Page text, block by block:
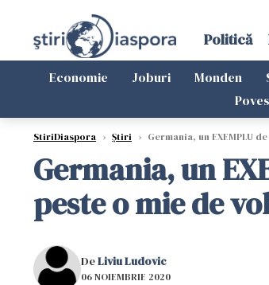
Politică
Economie Joburi Monden
StiriDiaspora › Știri › Germania, un EXEMPLU
Germania, un
peste o mie de
DeLiviu Ludovic
06 NOIEMBRIE 2020